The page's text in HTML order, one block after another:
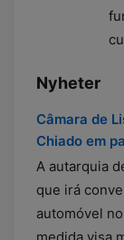
Nyheter
Câmara de
Chiado em
A autarquia
que irá
automóvel